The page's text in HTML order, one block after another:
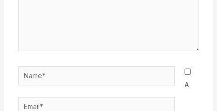
Name*
Email*
A